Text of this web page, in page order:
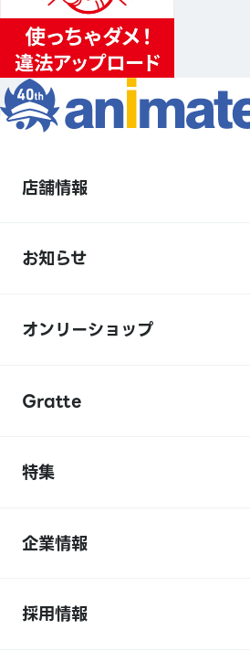
店舗情報
お知らせ
オンリーショップ
Gratte
特集
企業情報
採用情報